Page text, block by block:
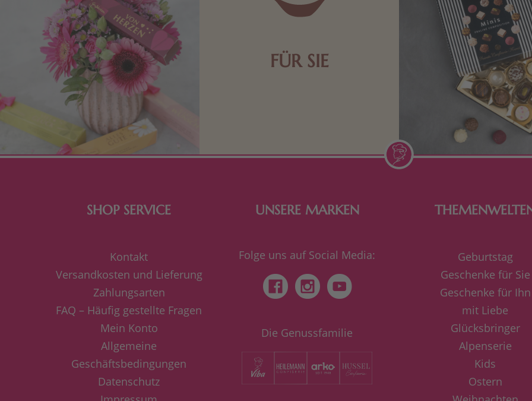
FÜR SIE
SHOP SERVICE
Kontakt
Versandkosten und Lieferung
Zahlungsarten
FAQ – Häufig gestellte Fragen
Mein Konto
Allgemeine
Geschäftsbedingungen
Datenschutz
UNSERE MARKEN
Folge uns auf Social Media:
Die Genussfamilie
Geburtstag
Geschenke für Sie
Geschenke für Ihn
mit Liebe
Glücksbringer
Alpenserie
Kids
Ostern